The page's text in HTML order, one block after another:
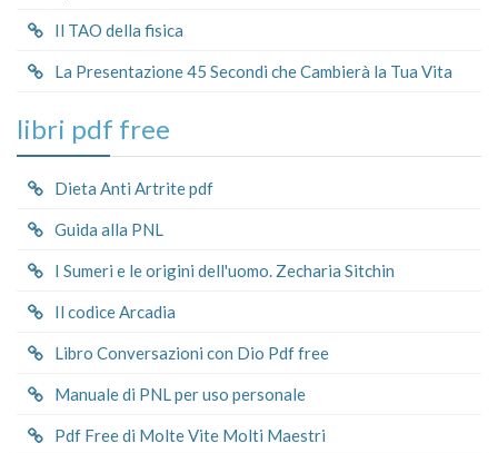
Il TAO della fisica
La Presentazione 45 Secondi che Cambierà la Tua Vita
libri pdf free
Dieta Anti Artrite pdf
Guida alla PNL
I Sumeri e le origini dell'uomo. Zecharia Sitchin
Il codice Arcadia
Libro Conversazioni con Dio Pdf free
Manuale di PNL per uso personale
Pdf Free di Molte Vite Molti Maestri